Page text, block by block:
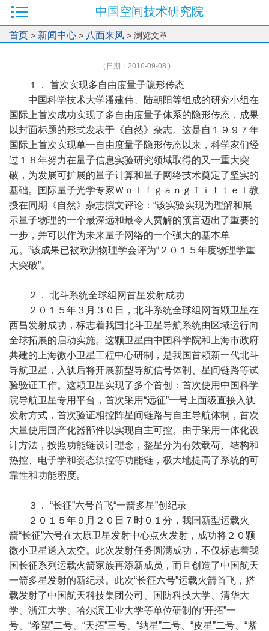
中国空间技术研究院
首页 > 新闻中心 > 八面来风 > 浏览文章
（日期：2016-09-08 )
１． 首次实现多自由度量子隐形传态
中国科学技术大学潘建伟、陆朝阳等组成的研究小组在
国际上首次成功实现了多自由度量子体系的隐形传态，成果
以封面标题的形式发表于《自然》杂志。这是自１９９７年
国际上首次实现单一自由度量子隐形传态以来，科学家们经
过１８年努力在量子信息实验研究领域取得的又一重大突
破，为发展可扩展的量子计算和量子网络技术奠定了坚实的
基础。国际量子光学专家ＷｏｌｆｇａｎｇＴｉｔｔｅｌ教
授在同期《自然》杂志撰文评论：“该实验实现为理解和展
示量子物理的一个最深远和最令人费解的预言迈出了重要的
一步，并可以作为未来量子网络的一个强大的基本单
元。”该成果已被欧洲物理学会评为“２０１５年度物理学重
大突破”。
２． 北斗系统全球组网首星发射成功
２０１５年３月３０日，北斗系统全球组网首颗卫星在
西昌发射成功，标志着我国北斗卫星导航系统由区域运行向
全球拓展的启动实施。这颗卫星由中国科学院和上海市政府
共建的上海微小卫星工程中心研制，是我国首颗新一代北斗
导航卫星，入轨后将开展新型导航信号体制、星间链路等试
验验证工作。这颗卫星实现了多个首创：首次使用中国科学
院导航卫星专用平台，首次采用“远征”一号上面级直接入轨
发射方式，首次验证相控阵星间链路与自主导航体制，首次
大量使用国产化器部件以实现自主可控。由于采用一体化设
计方法，按照功能链设计理念，整星分为有效载荷、结构和
热控、电子学和姿态轨控等功能链，极大地提高了系统的可
靠性和功能密度。
３． “长征”六号首飞“一箭多星”创纪录
２０１５年９月２０日７时０１分，我国新型运载火
箭“长征”六号在太原卫星发射中心点火发射，成功将２０颗
微小卫星送入太空。此次发射任务圆满成功，不仅标志着我
国长征系列运载火箭家族再添新成员，而且创造了中国航天
一箭多星发射的新纪录。此次“长征六号”运载火箭首飞，搭
载发射了中国航天科技集团公司、国防科技大学、清华大
学、浙江大学、哈尔滨工业大学等单位研制的“开拓”一
号、“希望”二号、“天拓”三号、“纳星”二号、“皮星”二号、“紫